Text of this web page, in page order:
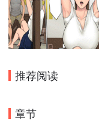
推荐阅读
章节